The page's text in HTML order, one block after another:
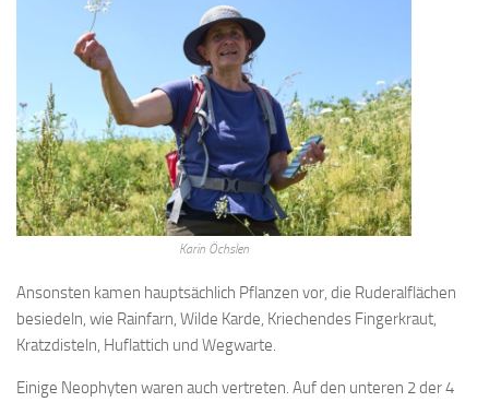
Karin Öchslen
Ansonsten kamen hauptsächlich Pflanzen vor, die Ruderalflächen
besiedeln, wie Rainfarn, Wilde Karde, Kriechendes Fingerkraut,
Kratzdisteln, Huflattich und Wegwarte.
Einige Neophyten waren auch vertreten. Auf den unteren 2 der 4